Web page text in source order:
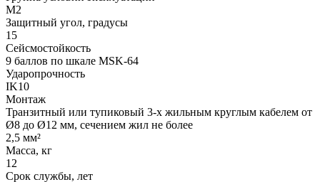
М2
Защитный угол, градусы
15
Сейсмостойкость
9 баллов по шкале МSK-64
Ударопрочность
IK10
Монтаж
Транзитный или тупиковый 3-х жильным круглым кабелем от
Ø8 до Ø12 мм, сечением жил не более
2,5 мм²
Масса, кг
12
Срок службы, лет